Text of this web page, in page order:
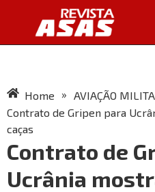
Home » AVIAÇÃO
Contrato de Gripen para
caças
Contrato de
Ucrânia